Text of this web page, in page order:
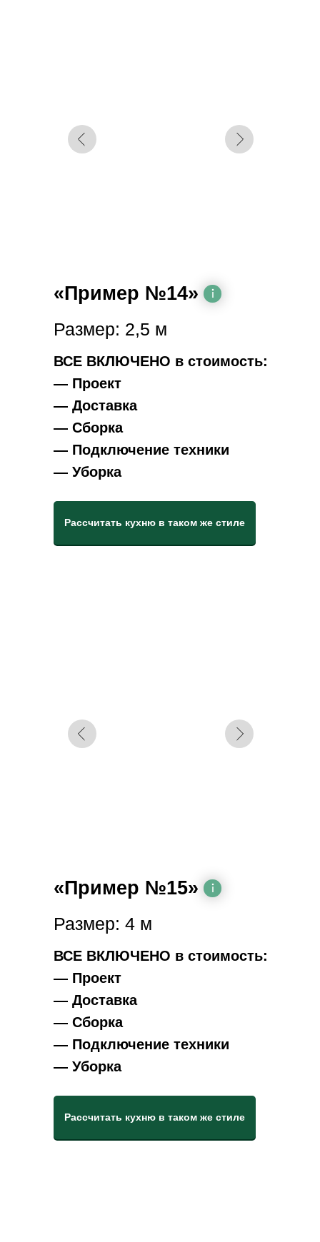
ВСЕ ВКЛЮЧЕНО в стоимость:
— Проект
— Доставка
— Сборка
— Подключение техники
— Уборка
«Пример №14»
Размер: 2,5 м
Рассчитать кухню в таком же стиле
ВСЕ ВКЛЮЧЕНО в стоимость:
— Проект
— Доставка
— Сборка
— Подключение техники
— Уборка
«Пример №15»
Размер: 4 м
Рассчитать кухню в таком же стиле